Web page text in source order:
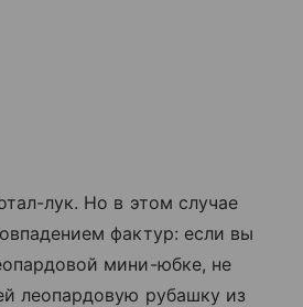
лук. Но в этом случае
фактур: если вы
мини-юбке, не
леопардовую рубашку из